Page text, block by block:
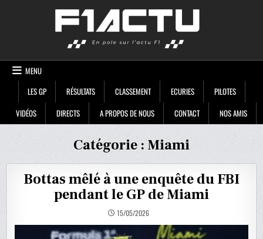
MENU
LES GP
RÉSULTATS CLASSEMENT ECURIES
PILOTES
VIDÉOS
DIRECTS A PROPOS DE NOUS CONTACT NOS AMIS
Catégorie : Miami
Bottas mêlé à une enquête du FBI
pendant le GP de Miami
15/05/2026